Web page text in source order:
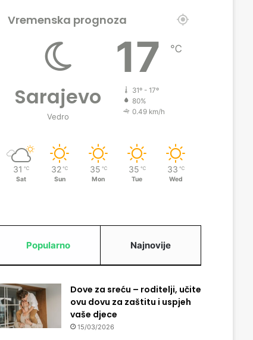
Vremenska prognoza
Sarajevo
Vedro
17 ℃
31º - 17º
80%
0.49 km/h
31 ℃
Sat
32 ℃
Sun
35 ℃
Mon
35 ℃
Tue
33 ℃
Wed
Popularno Najnovije
Dove za sreću – roditelji, učite
ovu dovu za zaštitu i uspjeh
vaše djece
15/03/2026